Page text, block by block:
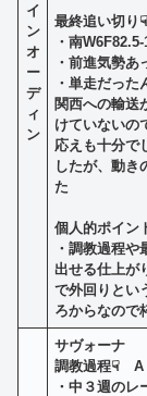
イ
ン
オ
ー
デ
ィ
ン
最終追い切
・南
・前進気勢
・単走だった
関西への輸送
けていないの
応えも十分で
したが、動き
た
個人的ポイン
・調教過程
出せる仕上が
で外回りとい
ろからなので
サヴォーナ
調教過程☟ A
・中３週のレ